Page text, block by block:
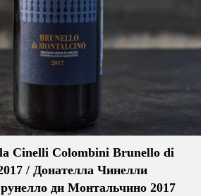
Cinelli Colombini Brunello di
/ Донателла Чинелли
ди Монтальчино 2017